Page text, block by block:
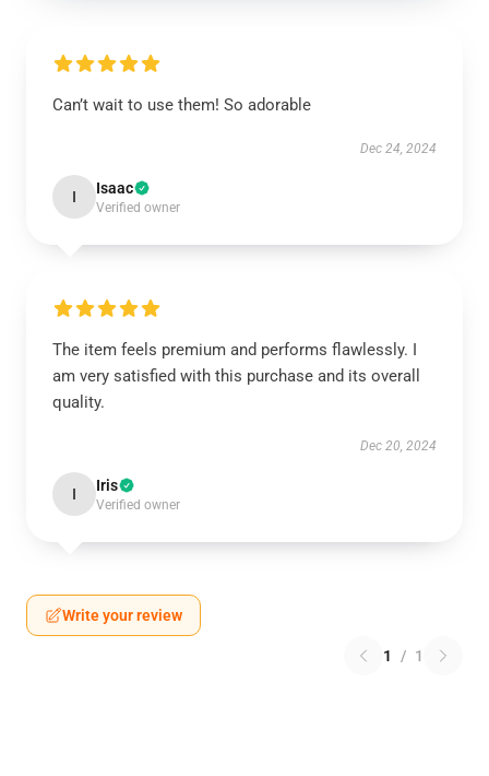
Can’t wait to use them! So adorable
Dec 24, 2024
I Isaac
Verified owner
The item feels premium and performs flawlessly. I
am very satisfied with this purchase and its overall
quality.
Dec 20, 2024
I Iris
Verified owner
Write your review
1 / 1